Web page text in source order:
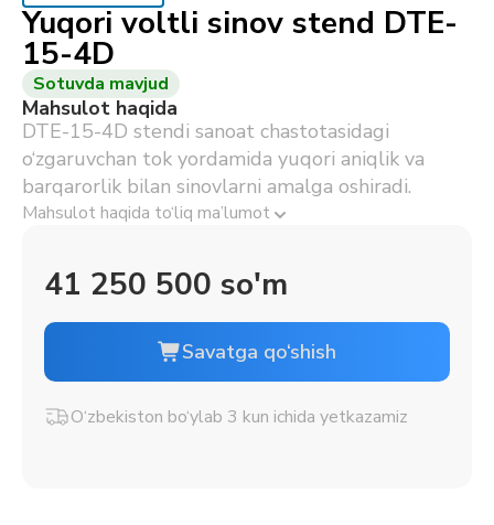
Yuqori voltli sinov stend DTE-
15-4D
Sotuvda mavjud
Mahsulot haqida
DTE-15-4D stendi sanoat chastotasidagi
o‘zgaruvchan tok yordamida yuqori aniqlik va
barqarorlik bilan sinovlarni amalga oshiradi.
Mahsulot haqida to‘liq ma’lumot
41 250 500 so'm
Savatga qo‘shish
O‘zbekiston bo‘ylab 3 kun ichida yetkazamiz